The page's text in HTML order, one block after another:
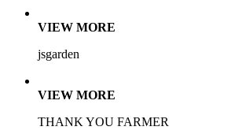
VIEW MORE
jsgarden
VIEW MORE
THANK YOU FARMER